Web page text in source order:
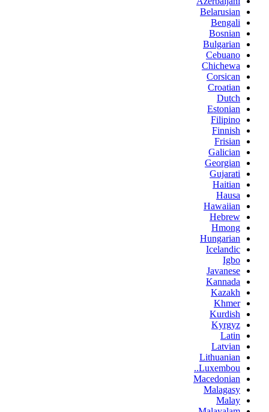
Belarusian
Bengali
Bosnian
Bulgarian
Cebuano
Chichewa
Corsican
Croatian
Dutch
Estonian
Filipino
Finnish
Frisian
Galician
Georgian
Gujarati
Haitian
Hausa
Hawaiian
Hebrew
Hmong
Hungarian
Icelandic
Igbo
Javanese
Kannada
Kazakh
Khmer
Kurdish
Kyrgyz
Latin
Latvian
Lithuanian
Luxembou..
Macedonian
Malagasy
Malay